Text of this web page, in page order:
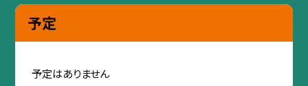
予定
予定はありません